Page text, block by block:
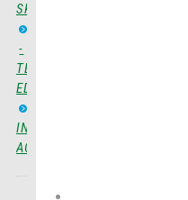
SKATE
-
TERCERA
EDAD
INTERACTIVOS
ACCESIBLES